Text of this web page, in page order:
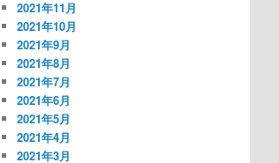
2021年11月
2021年10月
2021年9月
2021年8月
2021年7月
2021年6月
2021年5月
2021年4月
2021年3月